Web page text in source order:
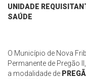
UNIDADE
SAÚDE
O Município de Nova
Permanente de Pregão
a modalidade de